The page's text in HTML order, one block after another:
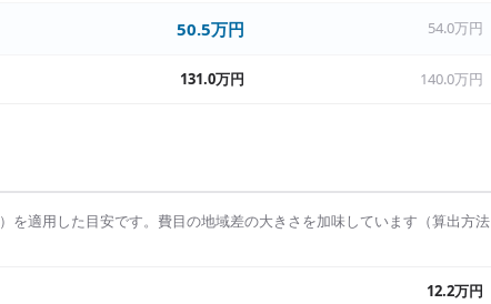
50.5万円 54.0万円
131.0万円 140.0万円
）を適用した目安です。費目の地域差の大きさを加味しています（算出方法
12.2万円